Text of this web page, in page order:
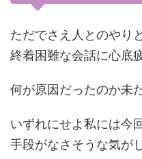
ただでさえ人とのやり
終着困難な会話に心底
何が原因だったのか未
いずれにせよ私には今
手段がなさそうな気が